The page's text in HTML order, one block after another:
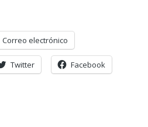
Correo electrónico
Twitter Facebook